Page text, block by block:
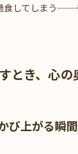
食してしまう──
とき、心
び上がる瞬間